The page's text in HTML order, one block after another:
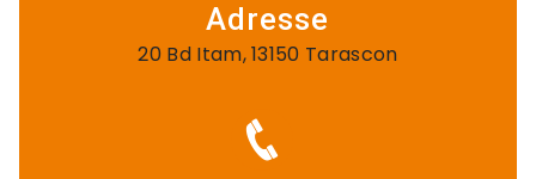
Adresse
20 Bd Itam, 13150 Tarascon